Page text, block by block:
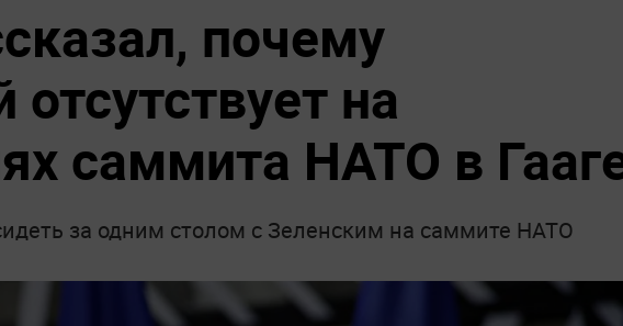
почему
на
саммита НАТО в
за одним столом с Зеленским на саммите НАТО